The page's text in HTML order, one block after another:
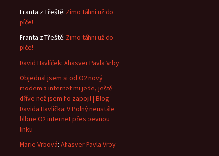
Franta z Třeště: Zimo táhni už do
píče!
Franta z Třeště: Zimo táhni už do
píče!
David Havlíček: Ahasver Pavla Vrby
Objednal jsem si od O2 nový
modem a internet mi jede, ještě
dříve než jsem ho zapojil | Blog
Davida Havlíčka: V Polný neustále
blbne O2 internet přes pevnou
linku
Marie Vrbová: Ahasver Pavla Vrby